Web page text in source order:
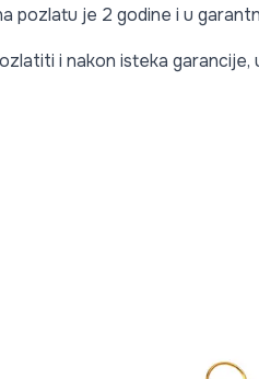
pozlatu je 2 godine i u
i nakon isteka